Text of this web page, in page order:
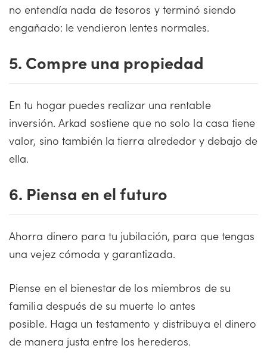
no entendía nada de tesoros y terminó siendo
engañado: le vendieron lentes normales.
5. Compre una propiedad
En tu hogar puedes realizar una rentable
inversión. Arkad sostiene que no solo la casa tiene
valor, sino también la tierra alrededor y debajo de
ella.
6. Piensa en el futuro
Ahorra dinero para tu jubilación, para que tengas
una vejez cómoda y garantizada.
Piense en el bienestar de los miembros de su
familia después de su muerte lo antes
posible. Haga un testamento y distribuya el dinero
de manera justa entre los herederos.